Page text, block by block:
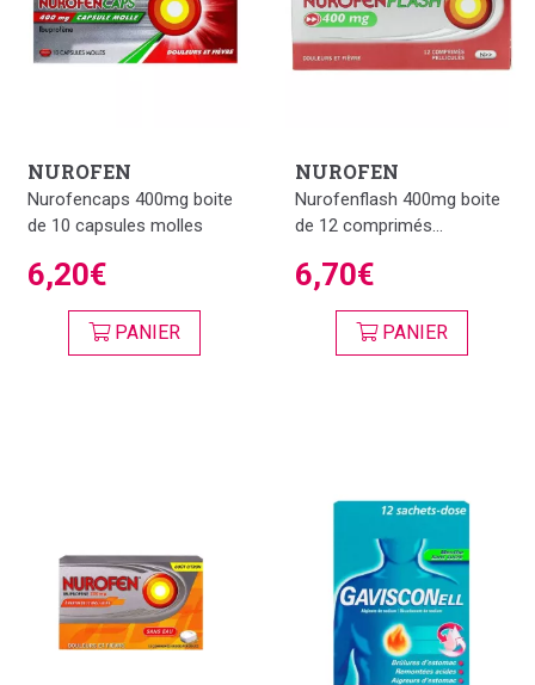
NUROFEN
Nurofencaps 400mg boite
de 10 capsules molles
6,20€
PANIER
NUROFEN
Nurofenflash 400mg boite
de 12 comprimés...
6,70€
PANIER